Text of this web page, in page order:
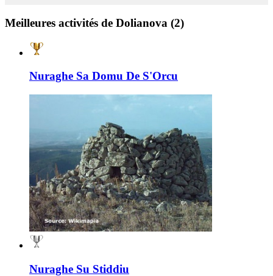
Meilleures activités de Dolianova (2)
Nuraghe Sa Domu De S'Orcu
Nuraghe Su Stiddiu